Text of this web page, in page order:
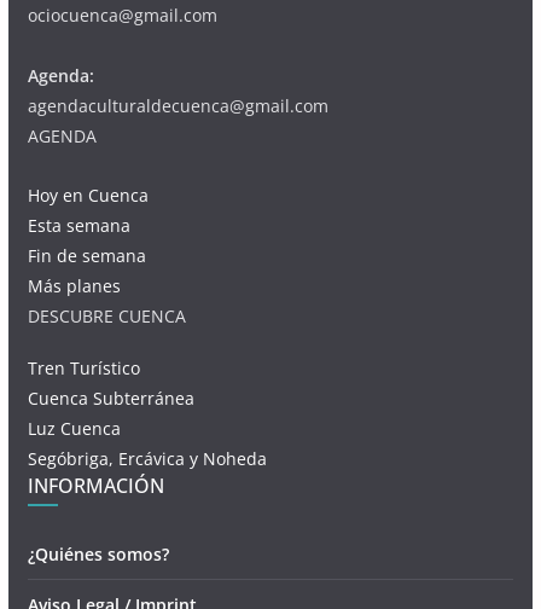
ociocuenca@gmail.com
Agenda:
agendaculturaldecuenca@gmail.com
AGENDA
Hoy en Cuenca
Esta semana
Fin de semana
Más planes
DESCUBRE CUENCA
Tren Turístico
Cuenca Subterránea
Luz Cuenca
Segóbriga, Ercávica y Noheda
INFORMACIÓN
¿Quiénes somos?